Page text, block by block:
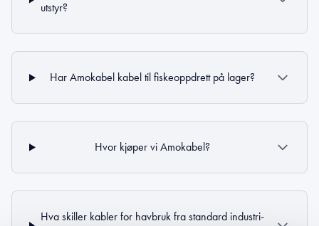
utstyr?
Har Amokabel kabel til fiskeoppdrett på lager?
Hvor kjøper vi Amokabel?
Hva skiller kabler for havbruk fra standard industri-